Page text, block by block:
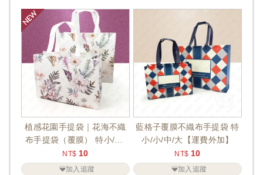
植感花園手提袋｜花海不織
布手提袋（覆膜） 特小/小/
中/大【運費外加】
NT$ 10
加入追蹤
藍格子覆膜不織布手提袋 特
小/小/中/大【運費外加】
NT$ 10
加入追蹤